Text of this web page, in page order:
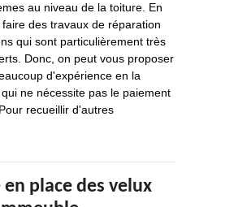
au niveau de la toiture. En
des travaux de réparation
qui sont particulièrement très
Donc, on peut vous proposer
d'expérience en la
ne nécessite pas le paiement
recueillir d'autres
place des velux